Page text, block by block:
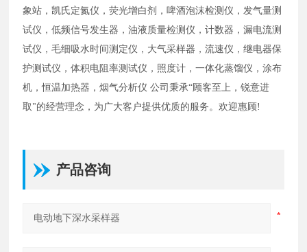
象站，凯氏定氮仪，荧光增白剂，啤酒泡沫检测仪，发气量测
试仪，低频信号发生器，油液质量检测仪，计数器，漏电流测
试仪，毛细吸水时间测定仪，大气采样器，流速仪，继电器保
护测试仪，体积电阻率测试仪，照度计，一体化蒸馏仪，涂布
机，恒温加热器，烟气分析仪 公司秉承“顾客至上，锐意进
取"的经营理念，为广大客户提供优质的服务。欢迎惠顾!
产品咨询